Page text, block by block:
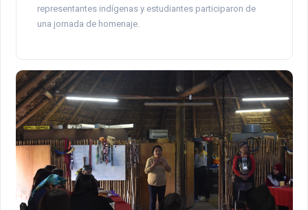
representantes indígenas y estudiantes participaron de
una jornada de homenaje.